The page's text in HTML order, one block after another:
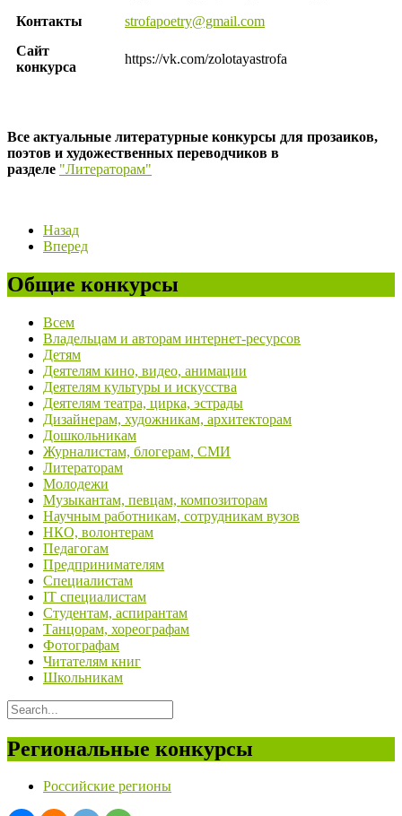
Контакты
strofapoetry@gmail.com
Сайт
конкурса
https://vk.com/zolotayastrofa
Все актуальные литературные конкурсы для прозаиков,
поэтов и художественных переводчиков в
разделе "Литераторам"
Назад
Вперед
Общие конкурсы
Всем
Владельцам и авторам интернет-ресурсов
Детям
Деятелям кино, видео, анимации
Деятелям культуры и искусства
Деятелям театра, цирка, эстрады
Дизайнерам, художникам, архитекторам
Дошкольникам
Журналистам, блогерам, СМИ
Литераторам
Молодежи
Музыкантам, певцам, композиторам
Научным работникам, сотрудникам вузов
НКО, волонтерам
Педагогам
Предпринимателям
Специалистам
IT специалистам
Студентам, аспирантам
Танцорам, хореографам
Фотографам
Читателям книг
Школьникам
Региональные конкурсы
Российские регионы